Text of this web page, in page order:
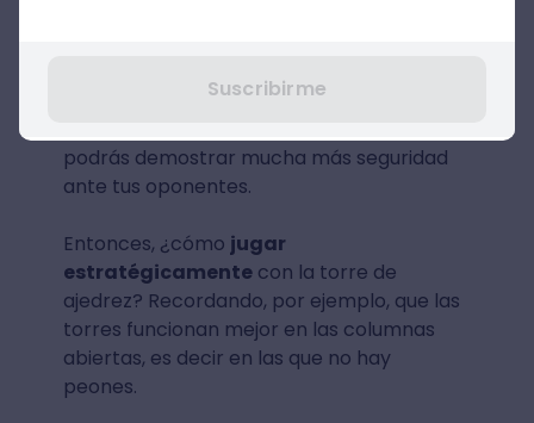
mover cada pieza de ajedrez, entonces, no
podrás demostrar mucha más seguridad
ante tus oponentes.
Entonces, ¿cómo jugar
estratégicamentecon la torre de
ajedrez? Recordando, por ejemplo, que las
torres funcionan mejor en las columnas
abiertas, es decir en las que no hay
peones.
Suscribirme